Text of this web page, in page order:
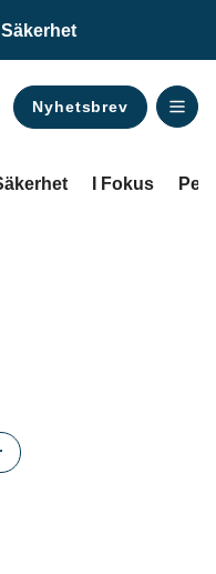
Nyhetsbrev
I Fokus